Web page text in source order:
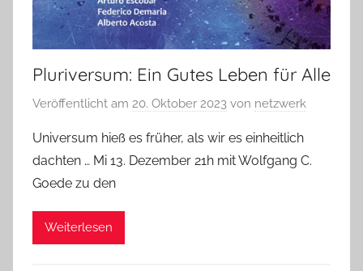
Pluriversum: Ein Gutes Leben für Alle
Veröffentlicht am 20. Oktober 2023 von netzwerk
Universum hieß es früher, als wir es einheitlich
dachten … Mi 13. Dezember 21h mit Wolfgang C.
Goede zu den
Weiterlesen